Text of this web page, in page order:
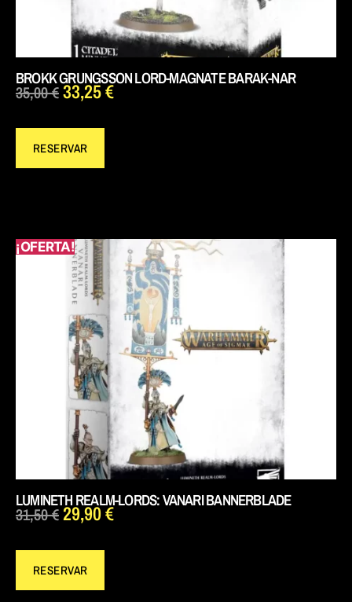
BROKK GRUNGSSON LORD-MAGNATE BARAK-NAR
35,00€33,25€
RESERVAR
¡OFERTA!
LUMINETH REALM-LORDS: VANARI BANNERBLADE
31,50€29,90€
RESERVAR